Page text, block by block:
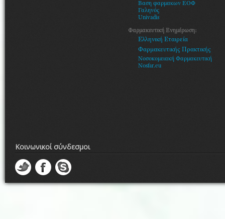
Βαση φαρμακων ΕΟΦ
Γαληνός
Univadis
Φαρμακευτική Ενημέρωση:
Ελληνική Εταιρεία
Φαρμακευτικής Πρακτικής
Νοσοκομειακή Φαρμακευτική
Nosfar.eu
Κοινωνικοί σύνδεσμοι